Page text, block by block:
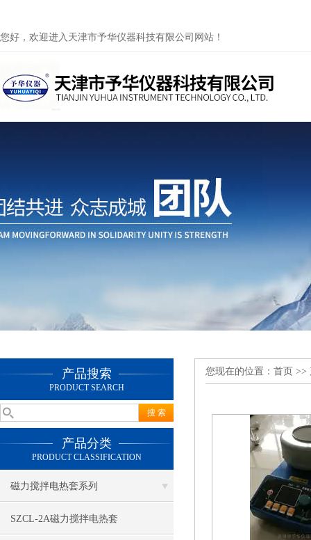
您好，欢迎进入天津市予华仪器科技有限公司网站！
产品搜索
PRODUCT SEARCH
产品分类
PRODUCT CLASSIFICATION
磁力搅拌电热套系列
SZCL-2A磁力搅拌电热套
您现在的位置： 首页 >>